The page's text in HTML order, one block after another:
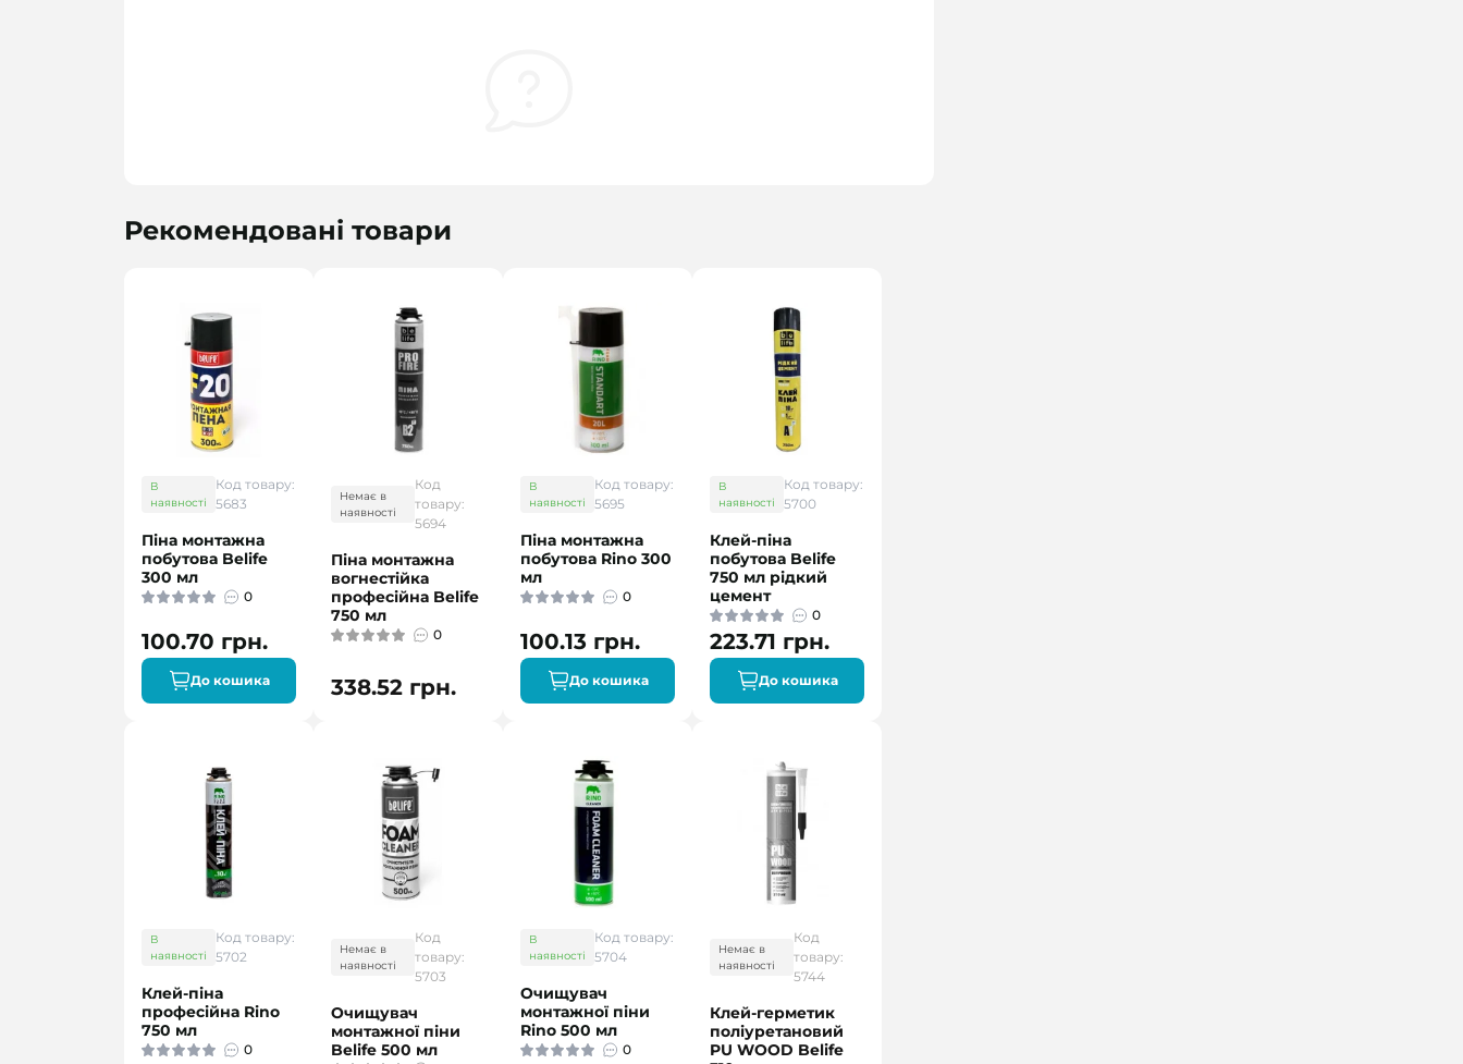
Рекомендовані товари
В
наявності
Код товару:
5683
Піна монтажна
побутова Belife
300 мл
0
100.70 грн.
До кошика
Немає в
наявності
Код
товару:
5694
Піна монтажна
вогнестійка
професійна Belife
750 мл
0
338.52 грн.
В
наявності
Код товару:
5695
Піна монтажна
побутова Rino 300
мл
0
100.13 грн.
До кошика
В
наявності
Код товару:
5700
Клей-піна
побутова Belife
750 мл рідкий
цемент
0
223.71 грн.
До кошика
В
наявності
Код товару:
5702
Клей-піна
професійна Rino
750 мл
0
Немає в
наявності
Код
товару:
5703
Очищувач
монтажної піни
Belife 500 мл
В
наявності
Код товару:
5704
Очищувач
монтажної піни
Rino 500 мл
0
Немає в
наявності
Код
товару:
5744
Клей-герметик
поліуретановий
PU WOOD Belife